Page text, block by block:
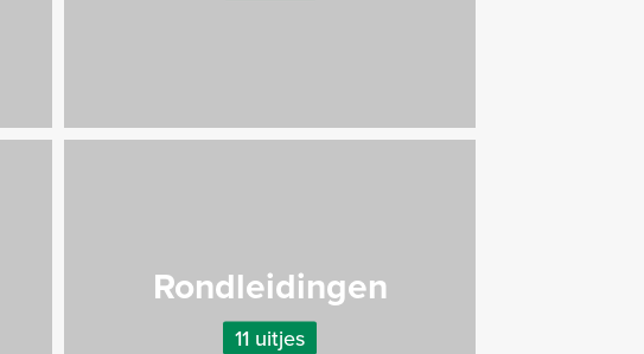
Rondleidingen
11 uitjes